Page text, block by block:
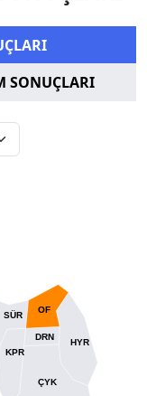
SONUÇLARI
ÇYK
OF
SÜR
DRN
HYR
KPR